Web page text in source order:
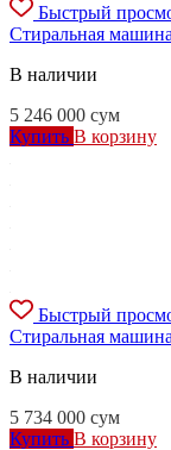
Быстрый
Стиральная
В наличии
5 246 000 сум
Купить В корзину
Быстрый
Стиральная
В наличии
5 734 000 сум
Купить В корзину